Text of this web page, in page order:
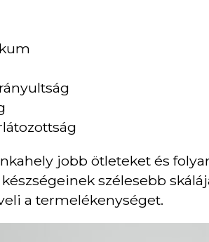
jobb ötleteket és
szélesebb
a termelékenységet.